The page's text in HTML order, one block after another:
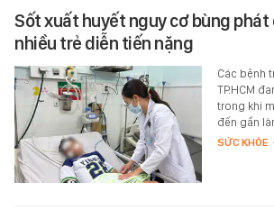
Sốt xuất huyết nguy cơ bùng phát
nhiều trẻ diễn tiến nặng
Các bệnh
TP.HCM
trong khi
đến gần
SỨC KHỎE